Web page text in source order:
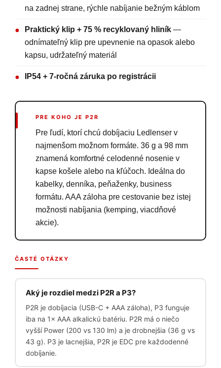
na zadnej strane, rýchle nabíjanie bežným káblom
● Praktický klip + 75 % recyklovaný hliník —
odnímateľný klip pre upevnenie na opasok alebo
kapsu, udržateľný materiál
● IP54 + 7-ročná záruka po registrácii
PRE KOHO JE P2R
Pre ľudí, ktorí chcú dobíjaciu Ledlenser v
najmenšom možnom formáte. 36 g a 98 mm
znamená komfortné celodenné nosenie v
kapse košele alebo na kľúčoch. Ideálna do
kabelky, denníka, peňaženky, business
formátu. AAA záloha pre cestovanie bez istej
možnosti nabíjania (kemping, viacdňové
akcie).
ČASTÉ OTÁZKY
Aký je rozdiel medzi P2R a P3?
P2R je dobíjacia (USB-C + AAA záloha), P3 funguje
iba na 1× AAA alkalickú batériu. P2R má o niečo
vyšší Power (200 vs 130 lm) a je drobnejšia (36 g vs
43 g). P3 je lacnejšia, P2R je EDC pre každodenné
dobíjanie.